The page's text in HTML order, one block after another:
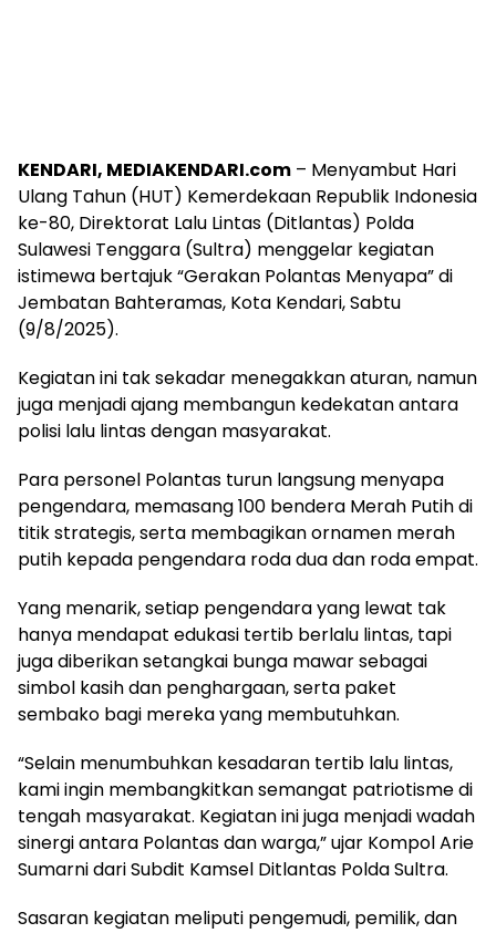
KENDARI, MEDIAKENDARI.com – Menyambut Hari
Ulang Tahun (HUT) Kemerdekaan Republik Indonesia
ke-80, Direktorat Lalu Lintas (Ditlantas) Polda
Sulawesi Tenggara (Sultra) menggelar kegiatan
istimewa bertajuk “Gerakan Polantas Menyapa” di
Jembatan Bahteramas, Kota Kendari, Sabtu
(9/8/2025).
Kegiatan ini tak sekadar menegakkan aturan, namun
juga menjadi ajang membangun kedekatan antara
polisi lalu lintas dengan masyarakat.
Para personel Polantas turun langsung menyapa
pengendara, memasang 100 bendera Merah Putih di
titik strategis, serta membagikan ornamen merah
putih kepada pengendara roda dua dan roda empat.
Yang menarik, setiap pengendara yang lewat tak
hanya mendapat edukasi tertib berlalu lintas, tapi
juga diberikan setangkai bunga mawar sebagai
simbol kasih dan penghargaan, serta paket
sembako bagi mereka yang membutuhkan.
“Selain menumbuhkan kesadaran tertib lalu lintas,
kami ingin membangkitkan semangat patriotisme di
tengah masyarakat. Kegiatan ini juga menjadi wadah
sinergi antara Polantas dan warga,” ujar Kompol Arie
Sumarni dari Subdit Kamsel Ditlantas Polda Sultra.
Sasaran kegiatan meliputi pengemudi, pemilik, dan